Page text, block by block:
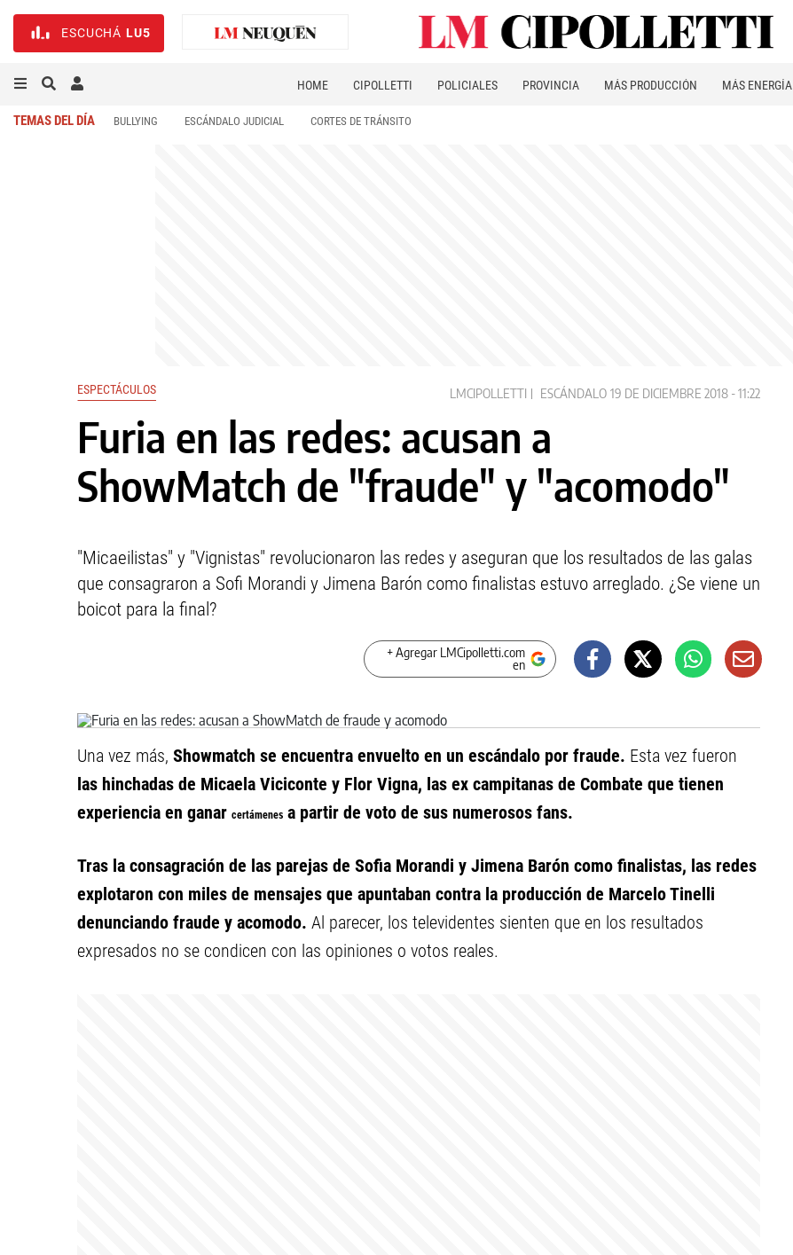
ESCUCHÁ LU5
HOME CIPOLLETTI POLICIALES PROVINCIA MÁS PRODUCCIÓN MÁS ENERGÍA
TEMAS DEL DÍA BULLYING ESCÁNDALO JUDICIAL CORTES DE TRÁNSITO
ESPECTÁCULOS LMCIPOLLETTI ESCÁNDALO 19 DE DICIEMBRE 2018 - 11:22
Furia en las redes: acusan a
ShowMatch de "fraude" y "acomodo"
"Micaeilistas" y "Vignistas" revolucionaron las redes y aseguran que los resultados de las galas
que consagraron a Sofi Morandi y Jimena Barón como finalistas estuvo arreglado. ¿Se viene un
boicot para la final?
+ Agregar LMCipolletti.com
en
Una vez más, Showmatch se encuentra envuelto en un escándalo por fraude. Esta vez fueron
las hinchadas de Micaela Viciconte y Flor Vigna, las ex campitanas de Combate que tienen
experiencia en ganar certámenes a partir de voto de sus numerosos fans.
Tras la consagración de las parejas de Sofia Morandi y Jimena Barón como finalistas, las redes
explotaron con miles de mensajes que apuntaban contra la producción de Marcelo Tinelli
denunciando fraude y acomodo. Al parecer, los televidentes sienten que en los resultados
expresados no se condicen con las opiniones o votos reales.